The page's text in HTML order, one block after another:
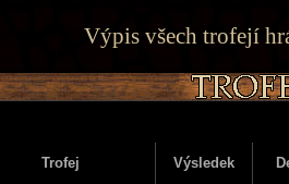
Výpis všech trofejí
Trofej Výsledek